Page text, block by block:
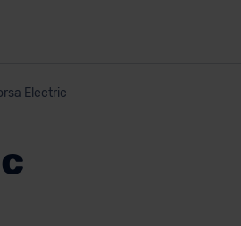
Electric